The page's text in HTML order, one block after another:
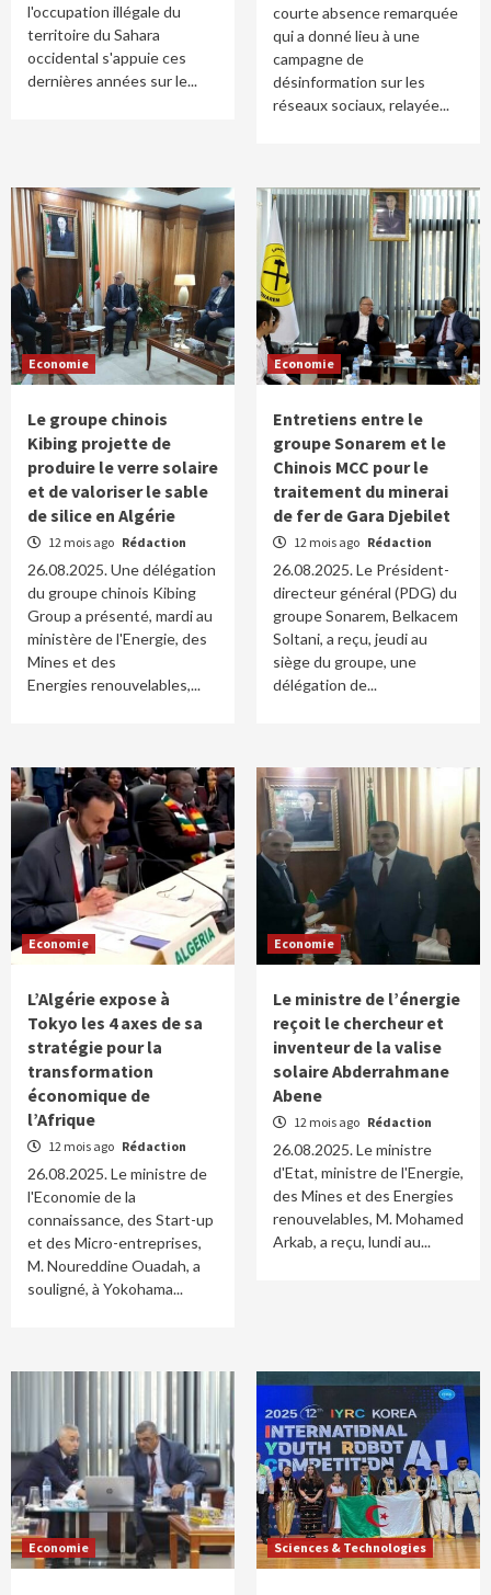
l'occupation illégale du
territoire du Sahara
occidental s'appuie ces
dernières années sur le...
courte absence remarquée
qui a donné lieu à une
campagne de
désinformation sur les
réseaux sociaux, relayée...
Economie
Le groupe chinois
Kibing projette de
produire le verre solaire
et de valoriser le sable
de silice en Algérie
12 mois ago Rédaction
26.08.2025. Une délégation
du groupe chinois Kibing
Group a présenté, mardi au
ministère de l'Energie, des
Mines et des
Energies renouvelables,...
Economie
Entretiens entre le
groupe Sonarem et le
Chinois MCC pour le
traitement du minerai
de fer de Gara Djebilet
12 mois ago Rédaction
26.08.2025. Le Président-
directeur général (PDG) du
groupe Sonarem, Belkacem
Soltani, a reçu, jeudi au
siège du groupe, une
délégation de...
Economie
L’Algérie expose à
Tokyo les 4 axes de sa
stratégie pour la
transformation
économique de
l’Afrique
12 mois ago Rédaction
26.08.2025. Le ministre de
l'Economie de la
connaissance, des Start-up
et des Micro-entreprises,
M. Noureddine Ouadah, a
souligné, à Yokohama...
Economie
Le ministre de l’énergie
reçoit le chercheur et
inventeur de la valise
solaire Abderrahmane
Abene
12 mois ago Rédaction
26.08.2025. Le ministre
d'Etat, ministre de l'Energie,
des Mines et des Energies
renouvelables, M. Mohamed
Arkab, a reçu, lundi au...
Economie Sciences & Technologies